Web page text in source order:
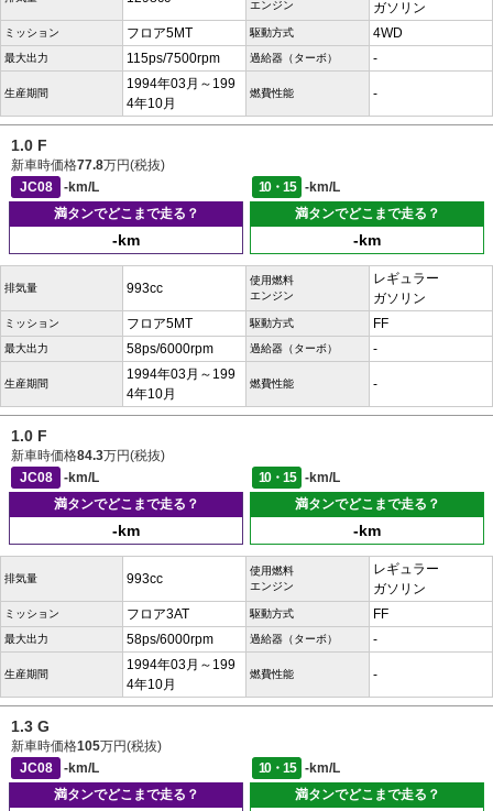
エンジン
ガソリン
ミッション フロア5MT 駆動方式 4WD
最大出力 115ps/7500rpm 過給器（ターボ） -
生産期間
1994年03月～199
4年10月
燃費性能 -
1.0 F
新車時価格77.8万円(税抜)
JC08
-km/L 10・15
-km/L
満タンでどこまで走る？
-km
満タンでどこまで走る？
-km
排気量 993cc
使用燃料
エンジン
レギュラー
ガソリン
ミッション フロア5MT 駆動方式 FF
最大出力 58ps/6000rpm 過給器（ターボ） -
生産期間
1994年03月～199
4年10月
燃費性能 -
1.0 F
新車時価格84.3万円(税抜)
JC08
-km/L 10・15
-km/L
満タンでどこまで走る？
-km
満タンでどこまで走る？
-km
排気量 993cc
使用燃料
エンジン
レギュラー
ガソリン
ミッション フロア3AT 駆動方式 FF
最大出力 58ps/6000rpm 過給器（ターボ） -
生産期間
1994年03月～199
4年10月
燃費性能 -
1.3 G
新車時価格105万円(税抜)
JC08
-km/L 10・15
-km/L
満タンでどこまで走る？
満タンでどこまで走る？